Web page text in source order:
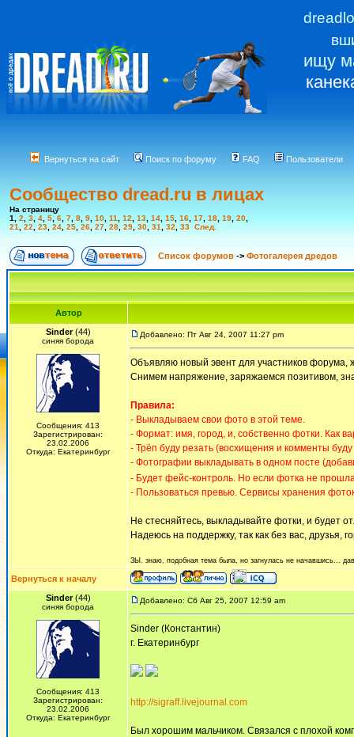
ищу
Вернуться на сайт Поиск по форуму FAQ Пользователи
Сообщество dread.ru в лицах
На страницу
1
2 3 4 5 6 7 8 9 10 11 12 13 14 15 16 17 18 19 20
21
22 23 24 25 26 27 28 29 30 31 32 33 След.
Список форумов -> Фотогалерея дредов
Автор
Sinder(44)
синяя борода
Сообщения: 413
Зарегистрирован:
23.02.2006
Откуда: Екатеринбург
Добавлено: Пт Авг 24, 2007 11:27 pm
Объявляю новый эвент для участников форума,
Снимем напряжение, заряжаемся позитивом,
Правила:
- Выкладываем свои фото в этой теме.
- Формат: имя, город, и, собственно фотки. Как
- Трёп буду резать (восхищения и комменты
- Фотографии выкладывать в одном посте
- Будет фейс-контроль. Но если фотка не
- Пользоваться превью. Сервисы хранения
Не стесняйтесь, выкладывайте фотки, и будет
Надеюсь на поддержку, так как без вас, друзья,
ЗЫ. знаю, подобная тема была, но загнулась не начавшись...
Вернуться к началу
Sinder(44)
синяя борода
Сообщения: 413
Зарегистрирован:
23.02.2006
Откуда: Екатеринбург
Добавлено: Сб Авг 25, 2007 12:59 am
Sinder (Константин)
г. Екатеринбург
http://sigraff.livejournal.com
Был хорошим мальчиком. Связался с плохой